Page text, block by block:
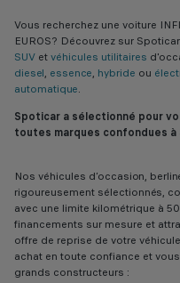
Vous recherchez une voiture
EUROS? Découvrez sur
SUV etvéhicules utilitaires
diesel, essence, hybride ou
automatique.
Spoticar a sélectionné pour
toutes marques confondues à
Nos véhicules d’occasion,
rigoureusement sélectionnés,
avec une limite kilométrique à
financements sur mesure et
offre de reprise de votre
achat en toute confiance et
grands constructeurs :